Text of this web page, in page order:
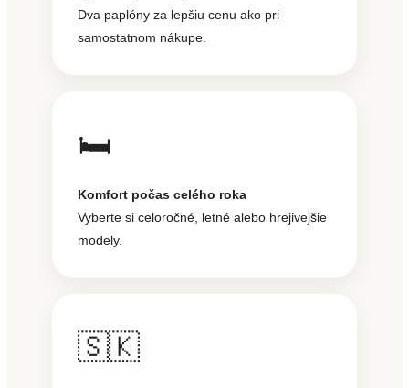
Dva paplóny za lepšiu cenu ako pri
samostatnom nákupe.
🛏️
Komfort počas celého roka
Vyberte si celoročné, letné alebo hrejivejšie
modely.
🇸🇰